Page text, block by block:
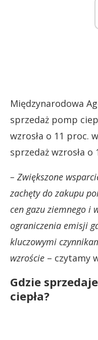
Międzynarodowa
sprzedaż pomp
wzrosła o 11 proc.
sprzedaż wzrosła o
– Zwiększone
zachęty do zakupu
cen gazu ziemnego i
ograniczenia emisji
kluczowymi
wzroście – czytamy
Gdzie
ciepła?